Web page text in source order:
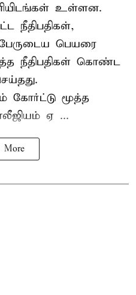
உள்ளன.
நீதிபதிகள்,
பெயரை
நீதிபதிகள் கொண்ட
கோர்ட்டு மூத்த
ஏ ...
More